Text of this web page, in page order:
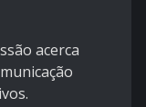
acerca